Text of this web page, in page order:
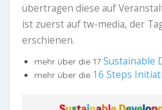
übertragen diese auf
ist zuerst auf tw-media, der
erschienen.
mehr über die 17 Sustainable
mehr über die 16 Steps